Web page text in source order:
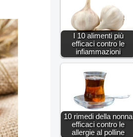
I 10 alimenti più
efficaci contro le
infiammazioni
10 rimedi della nonna
efficaci contro le
allergie al polline